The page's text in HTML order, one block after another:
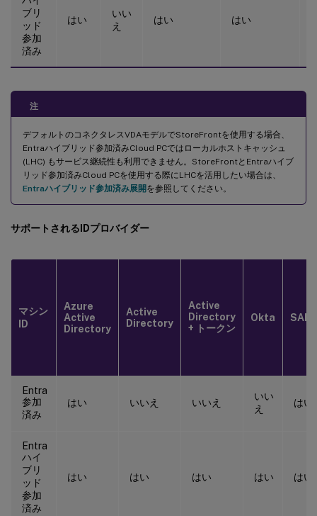
ブリ
ッド
参加
済み
はい
いい
え
はい はい
注
デフォルトのコネクタレスVDAモデルでStoreFrontを使用する場合、
Entraハイブリッド参加済みCloud PCではローカルホストキャッシュ
(LHC) もサービス継続性も利用できません。StoreFrontとEntraハイブ
リッド参加済みCloud PCを使用する際にLHCを活用したい場合は、
Entraハイブリッド参加済み展開を参照してください。
サポートされるIDプロバイダー
マシン
ID
Azure
Active
Directory
Active
Directory
Active
Directory
+ トークン
Okta
Entra
参加
済み
はい いいえ いいえ
いい
え
はい
Entra
ハイ
ブリ
ッド
参加
済み
はい はい はい はい はい